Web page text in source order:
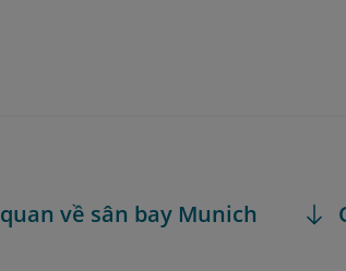
về sân bay Munich